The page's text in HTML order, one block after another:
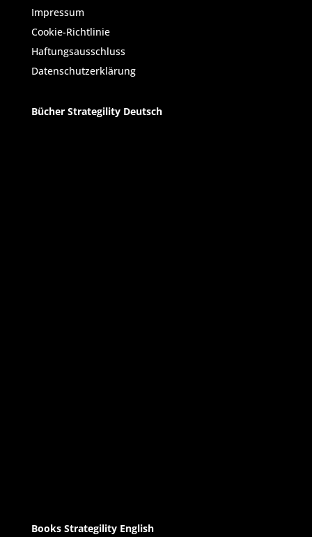
Impressum
Cookie-Richtlinie
Haftungsausschluss
Datenschutzerklärung
Bücher Strategility Deutsch
Books Strategility English